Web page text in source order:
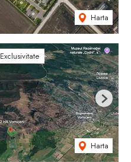
Harta
Exclusivitate
Harta
Next